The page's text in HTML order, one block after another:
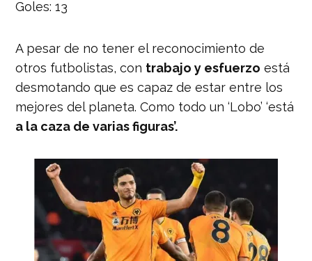
Goles: 13
A pesar de no tener el reconocimiento de
otros futbolistas, con trabajo y esfuerzo está
desmotando que es capaz de estar entre los
mejores del planeta. Como todo un ‘Lobo’ ‘está
a la caza de varias figuras’.